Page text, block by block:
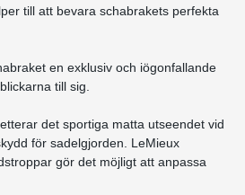
till att bevara schabrakets perfekta
en exklusiv och iögonfallande
till sig.
det sportiga matta utseendet vid
för sadelgjorden. LeMieux
gör det möjligt att anpassa